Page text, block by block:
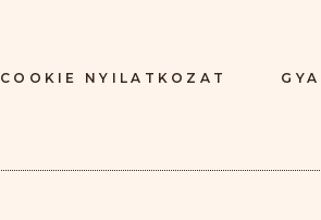
COOKIE NYILATKOZAT